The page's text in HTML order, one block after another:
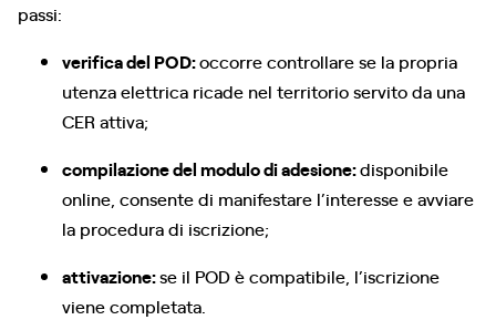
passi:
verifica del POD:occorre controllare se la propria
utenza elettrica ricade nel territorio servito da una
CER attiva;
compilazione del modulo di adesione:disponibile
online, consente di manifestare l’interesse e avviare
la procedura di iscrizione;
attivazione:se il POD è compatibile, l’iscrizione
viene completata.